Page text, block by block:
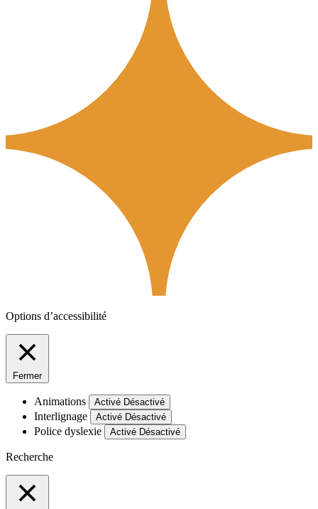
Options d’accessibilité
Fermer
Animations Activé Désactivé
Interlignage Activé Désactivé
Police dyslexie Activé Désactivé
Recherche